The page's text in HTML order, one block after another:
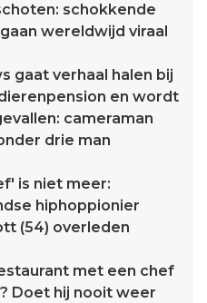
schokkende
wereldwijd viraal
gaat verhaal halen bij
en wordt
cameraman
drie man
is niet meer:
hiphoppionier
(54) overleden
met een chef
Doet hij nooit weer